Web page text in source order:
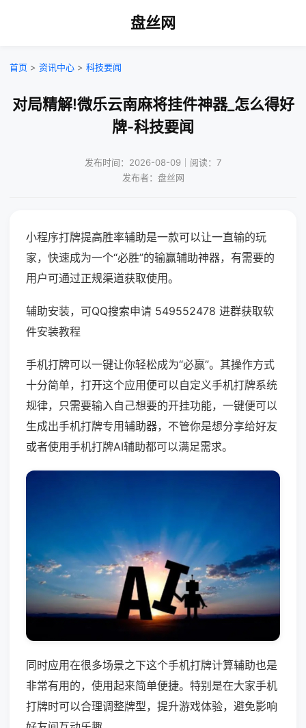
盘丝网
首页 > 资讯中心 > 科技要闻
对局精解!微乐云南麻将挂件神器_怎么得好
牌-科技要闻
发布时间：2026-08-09｜阅读：7
发布者：盘丝网
小程序打牌提高胜率辅助是一款可以让一直输的玩
家，快速成为一个“必胜”的输赢辅助神器，有需要的
用户可通过正规渠道获取使用。
辅助安装，可QQ搜索申请 549552478 进群获取软
件安装教程
手机打牌可以一键让你轻松成为“必赢”。其操作方式
十分简单，打开这个应用便可以自定义手机打牌系统
规律，只需要输入自己想要的开挂功能，一键便可以
生成出手机打牌专用辅助器，不管你是想分享给好友
或者使用手机打牌AI辅助都可以满足需求。
同时应用在很多场景之下这个手机打牌计算辅助也是
非常有用的，使用起来简单便捷。特别是在大家手机
打牌时可以合理调整牌型，提升游戏体验，避免影响